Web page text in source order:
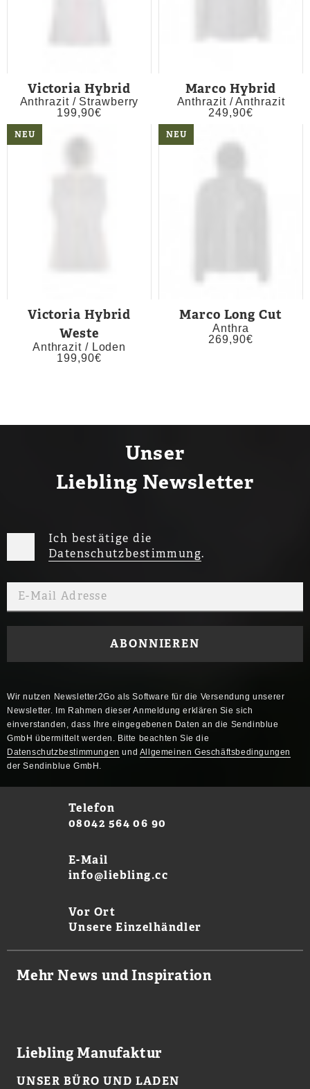
Victoria Hybrid
Anthrazit / Strawberry
199,90€
Marco Hybrid
Anthrazit / Anthrazit
249,90€
NEU
Victoria Hybrid
Weste
Anthrazit / Loden
199,90€
NEU
Marco Long Cut
Anthra
269,90€
Unser
Liebling Newsletter
Ich bestätige die
Datenschutzbestimmung.
Wir nutzen Newsletter2Go als Software für die Versendung unserer
Newsletter. Im Rahmen dieser Anmeldung erklären Sie sich
einverstanden, dass Ihre eingegebenen Daten an die Sendinblue
GmbH übermittelt werden. Bitte beachten Sie die
Datenschutzbestimmungen und Allgemeinen Geschäftsbedingungen
der Sendinblue GmbH.
Telefon
08042 564 06 90
E-Mail
info@liebling.cc
Vor Ort
Unsere Einzelhändler
Mehr News und Inspiration
Liebling Manufaktur
UNSER BÜRO UND LADEN